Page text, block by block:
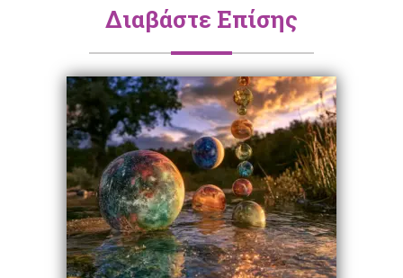
Διαβάστε Επίσης